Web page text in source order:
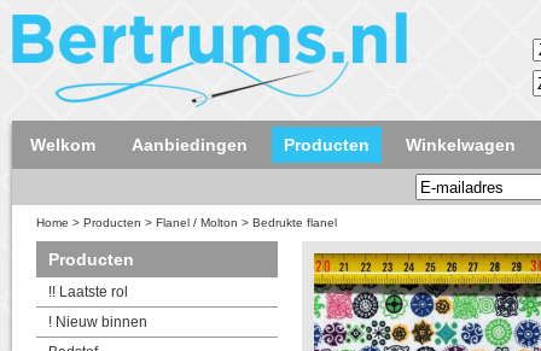
Welkom Aanbiedingen Producten Winkelwagen
Home > Producten > Flanel / Molton > Bedrukte flanel
Producten
!! Laatste rol
! Nieuw binnen